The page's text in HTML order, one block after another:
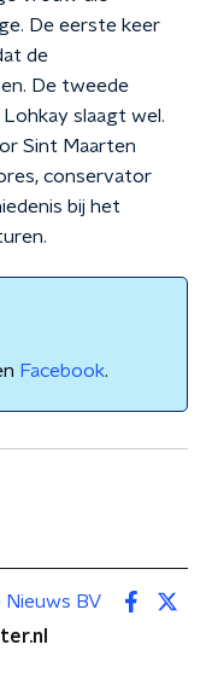
De eerste keer
de
De tweede
slaagt wel.
Sint Maarten
conservator
bij het
Facebook.
Nieuws BV